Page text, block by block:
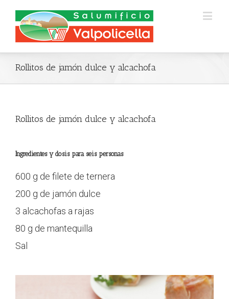
Rollitos de jamón dulce y alcachofa
Rollitos de jamón dulce y alcachofa
Ingredientes y dosis para seis personas
600 g de filete de ternera
200 g de jamón dulce
3 alcachofas a rajas
80 g de mantequilla
Sal